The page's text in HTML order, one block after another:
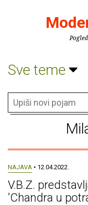
Sve teme
NAJAVA • 12.04.2022.
V.B.Z.
'Chandra u